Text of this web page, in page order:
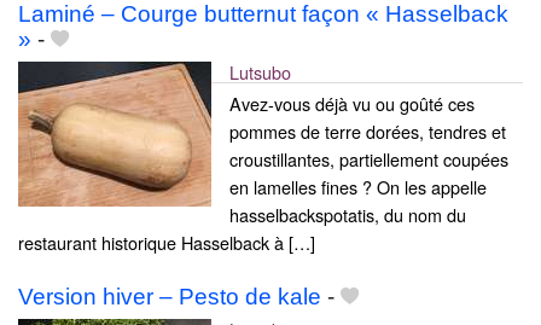
Laminé – Courge butternut façon « Hasselback
» -
Lutsubo
Avez-vous déjà vu ou goûté ces
pommes de terre dorées, tendres et
croustillantes, partiellement coupées
en lamelles fines ? On les appelle
hasselbackspotatis, du nom du
restaurant historique Hasselback à […]
Version hiver – Pesto de kale -